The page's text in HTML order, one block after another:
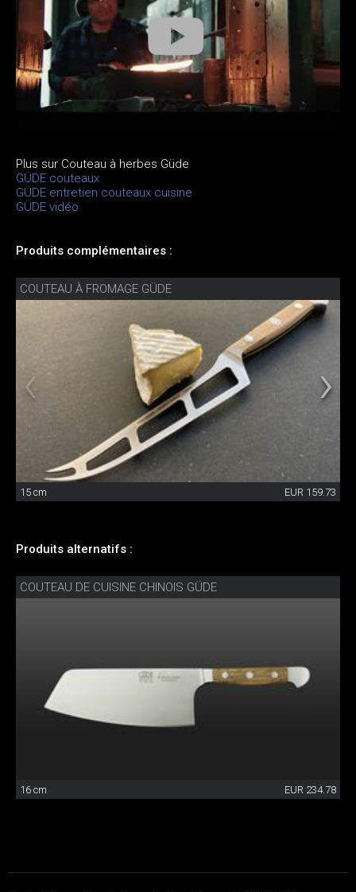
Plus sur Couteau à herbes Güde
GÜDE couteaux
GÜDE entretien couteaux cuisine
GÜDE vidéo
Produits complémentaires :
COUTEAU À FROMAGE GÜDE
15 cm EUR 159.73
Produits alternatifs :
COUTEAU DE CUISINE CHINOIS GÜDE
16 cm EUR 234.78